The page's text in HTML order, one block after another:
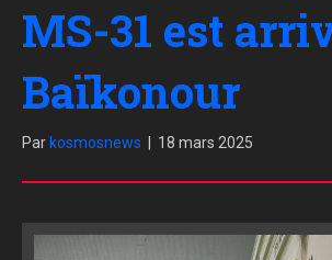
MS-31 est
Baïkonour
Par kosmosnews 18 mars 2025